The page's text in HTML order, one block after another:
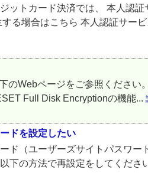
ットカード決済では、 本人認
る場合はこちら 本人認証サー
のWebページをご参照くださ
Full Disk Encryptionの機能...
ドを設定したい
ド（ユーザーズサイトパスワ
下の方法で再設定をしてくだ